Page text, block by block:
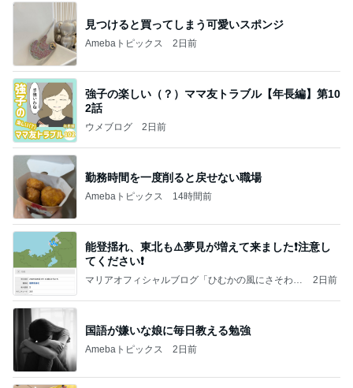
見つけると買ってしまう可愛いスポンジ
Amebaトピックス 2日前
強子の楽しい（？）ママ友トラブル【年長編】第10
2話
ウメブログ 2日前
勤務時間を一度削ると戻せない職場
Amebaトピックス 14時間前
能登揺れ、東北も⚠️夢見が増えて来ました❗️注意し
てください❗️
マリアオフィシャルブログ「ひむかの風にさそわれ
2日前
国語が嫌いな娘に毎日教える勉強
Amebaトピックス 2日前